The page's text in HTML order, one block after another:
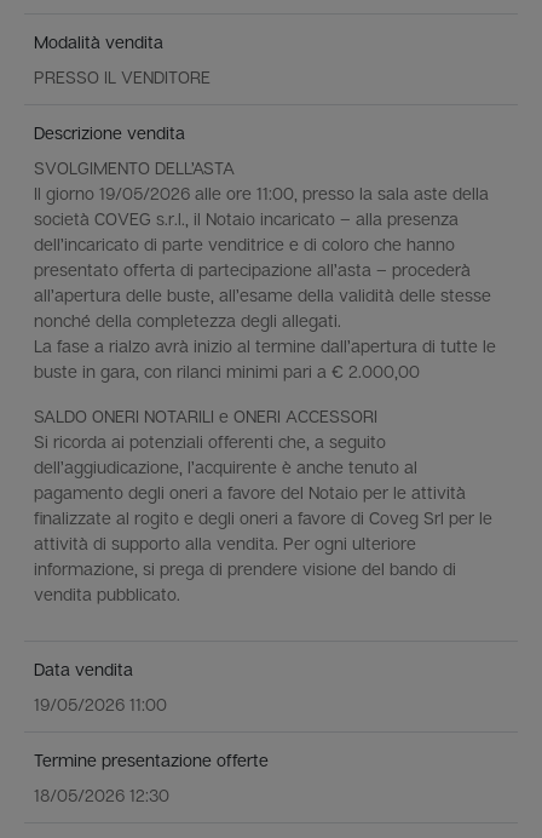
Modalità vendita
PRESSO IL VENDITORE
Descrizione vendita
SVOLGIMENTO DELL’ASTA
Il giorno 19/05/2026 alle ore 11:00, presso la sala aste della
società COVEG s.r.l., il Notaio incaricato – alla presenza
dell’incaricato di parte venditrice e di coloro che hanno
presentato offerta di partecipazione all’asta – procederà
all’apertura delle buste, all’esame della validità delle stesse
nonché della completezza degli allegati.
La fase a rialzo avrà inizio al termine dall’apertura di tutte le
buste in gara, con rilanci minimi pari a € 2.000,00
SALDO ONERI NOTARILI e ONERI ACCESSORI
Si ricorda ai potenziali offerenti che, a seguito
dell’aggiudicazione, l’acquirente è anche tenuto al
pagamento degli oneri a favore del Notaio per le attività
finalizzate al rogito e degli oneri a favore di Coveg Srl per le
attività di supporto alla vendita. Per ogni ulteriore
informazione, si prega di prendere visione del bando di
vendita pubblicato.
Data vendita
19/05/2026 11:00
Termine presentazione offerte
18/05/2026 12:30